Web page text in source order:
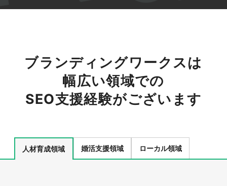
ブランディングワークスは
幅広い領域での
SEO支援経験がございます
人材育成領域 婚活支援領域 ローカル領域